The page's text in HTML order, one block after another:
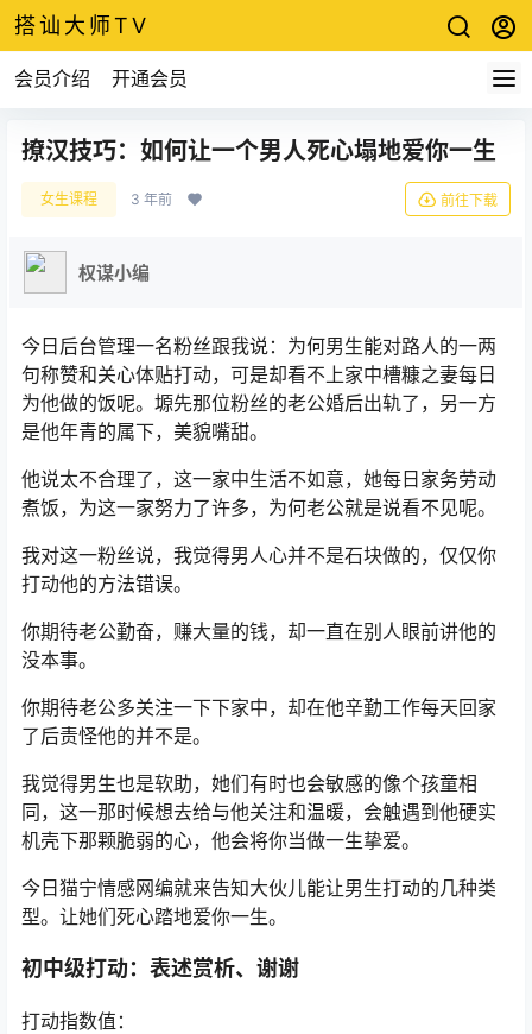
搭讪大师TV
会员介绍 开通会员
撩汉技巧：如何让一个男人死心塌地爱你一生
女生课程 3 年前 前往下载
权谋小编
今日后台管理一名粉丝跟我说：为何男生能对路人的一两
句称赞和关心体贴打动，可是却看不上家中槽糠之妻每日
为他做的饭呢。塬先那位粉丝的老公婚后出轨了，另一方
是他年青的属下，美貌嘴甜。
他说太不合理了，这一家中生活不如意，她每日家务劳动
煮饭，为这一家努力了许多，为何老公就是说看不见呢。
我对这一粉丝说，我觉得男人心并不是石块做的，仅仅你
打动他的方法错误。
你期待老公勤奋，赚大量的钱，却一直在别人眼前讲他的
没本事。
你期待老公多关注一下下家中，却在他辛勤工作每天回家
了后责怪他的并不是。
我觉得男生也是软助，她们有时也会敏感的像个孩童相
同，这一那时候想去给与他关注和温暖，会触遇到他硬实
机壳下那颗脆弱的心，他会将你当做一生挚爱。
今日猫宁情感网编就来告知大伙儿能让男生打动的几种类
型。让她们死心踏地爱你一生。
初中级打动：表述赏析、谢谢
打动指数值：